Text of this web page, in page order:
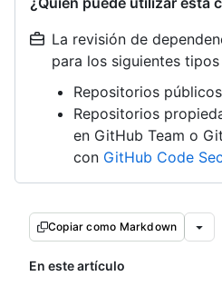
La revisión de
para los siguientes
Repositorios
Repositorios
en GitHub Team o
con GitHub Code
Copiar como Markdown
En este artículo